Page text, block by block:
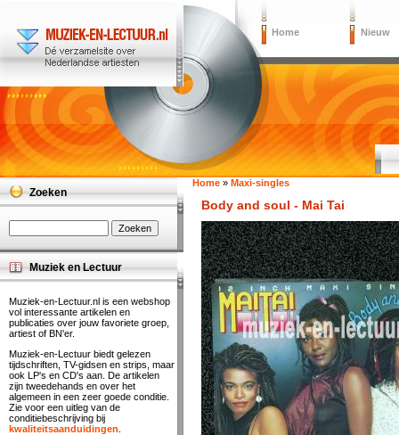
Home Nieuw
Home » Maxi-singles
Body and soul - Mai Tai
Zoeken
Muziek en Lectuur
Muziek-en-Lectuur.nl is een webshop
vol interessante artikelen en
publicaties over jouw favoriete groep,
artiest of BN'er.
Muziek-en-Lectuur biedt gelezen
tijdschriften, TV-gidsen en strips, maar
ook LP's en CD's aan. De artikelen
zijn tweedehands en over het
algemeen in een zeer goede conditie.
Zie voor een uitleg van de
conditiebeschrijving bij
kwaliteitsaanduidingen